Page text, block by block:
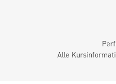
Alle